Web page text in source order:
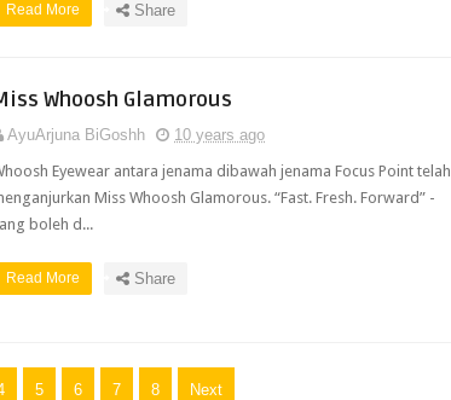
Read More Share
Whoosh Glamorous
AyuArjuna BiGoshh
10 years ago
Eyewear antara jenama dibawah jenama Focus Point telah
Miss Whoosh Glamorous. “Fast. Fresh. Forward” -
boleh d...
Read More Share
5 6 7 8 Next